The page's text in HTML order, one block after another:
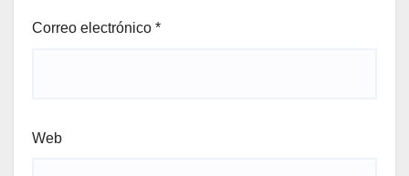
Correo electrónico *
Web